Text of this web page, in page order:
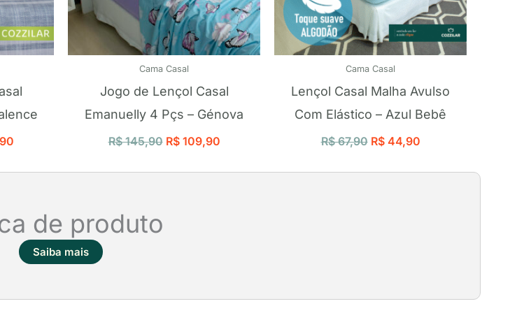
Cama Casal
Jogo de Lençol Casal
Emanuelly 4 Pçs – Génova
R$145,90 R$109,90
Cama Casal
Lençol Casal Malha Avulso
Com Elástico – Azul Bebê
R$67,90 R$44,90
de produto
Saiba mais